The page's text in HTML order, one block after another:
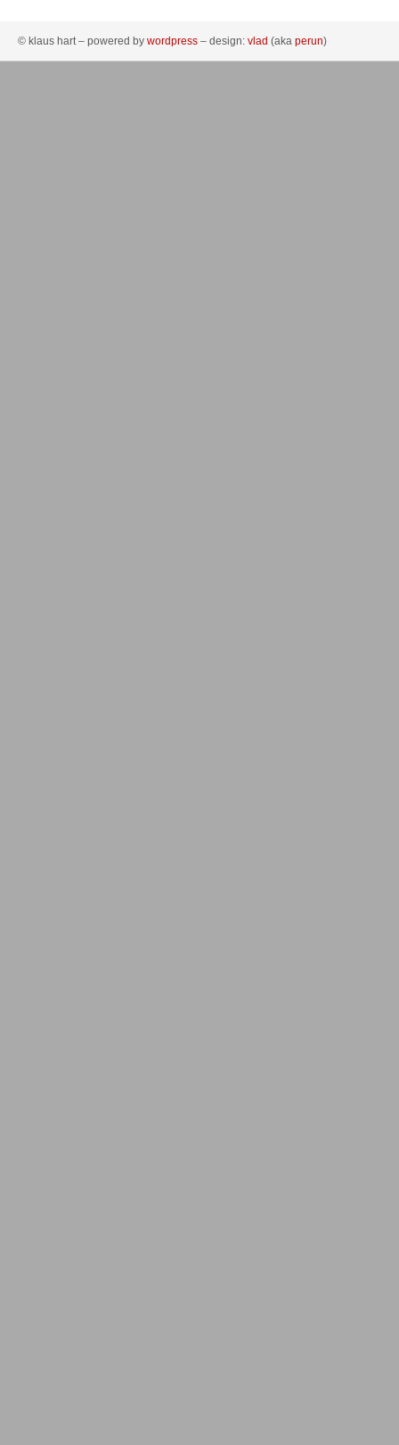
© klaus hart – powered by wordpress – design: vlad (aka perun)